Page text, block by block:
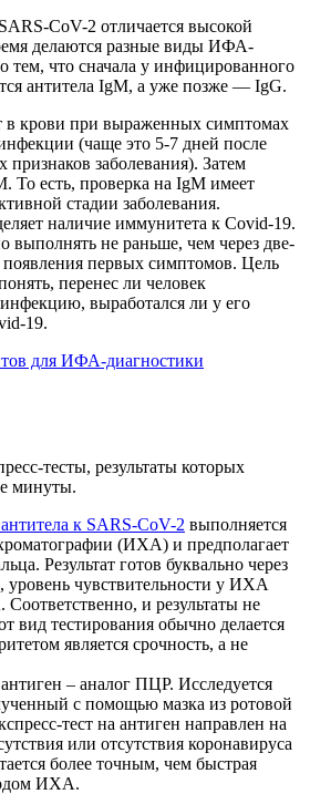
CoV-2 отличается высокой
делаются разные виды ИФА-
тем, что сначала у инфицированного
антитела IgM, а уже позже — IgG.
в крови при выраженных симптомах
(чаще это 5-7 дней после
признаков заболевания). Затем
То есть, проверка на IgM имеет
стадии заболевания.
наличие иммунитета к Covid-19.
выполнять не раньше, чем через две-
появления первых симптомов. Цель
перенес ли человек
выработался ли у его
19.
для ИФА-диагностики
тесты, результаты которых
минуты.
к SARS-CoV-2 выполняется
(ИХА) и предполагает
Результат готов буквально через
уровень чувствительности у ИХА
и результаты не
вид тестирования обычно делается
является срочность, а не
– аналог ПЦР. Исследуется
с помощью мазка из ротовой
тест на антиген направлен на
или отсутствия коронавируса
более точным, чем быстрая
ИХА.